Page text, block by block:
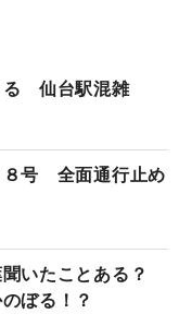
る 仙台駅混雑
８号 全面通行止め
聞いたことある？
ぼる！？